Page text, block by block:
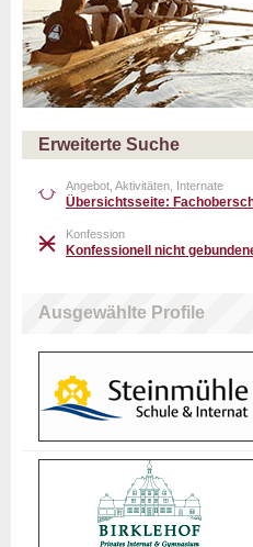
Erweiterte Suche
Angebot, Aktivitäten, Internate
Übersichtsseite:
Konfession
Konfessionell nicht
Ausgewählte Profile